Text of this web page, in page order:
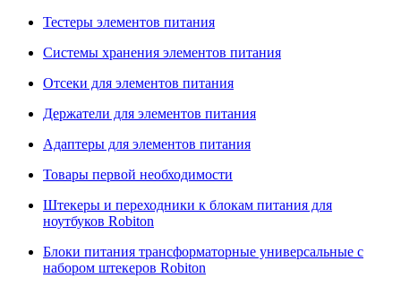
Тестеры элементов питания
Системы хранения элементов питания
Отсеки для элементов питания
Держатели для элементов питания
Адаптеры для элементов питания
Товары первой необходимости
Штекеры и переходники к блокам питания для
ноутбуков Robiton
Блоки питания трансформаторные универсальные с
набором штекеров Robiton